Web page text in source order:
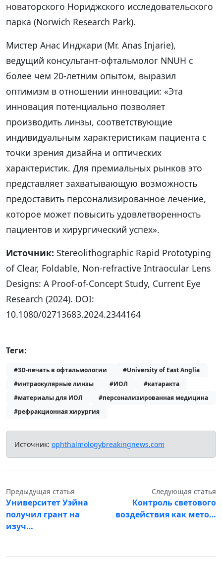
новаторского Нориджского исследовательского
парка (Norwich Research Park).
Мистер Анас Инджари (Mr. Anas Injarie),
ведущий консультант-офтальмолог NNUH с
более чем 20-летним опытом, выразил
оптимизм в отношении инновации: «Эта
инновация потенциально позволяет
производить линзы, соответствующие
индивидуальным характеристикам пациента с
точки зрения дизайна и оптических
характеристик. Для премиальных рынков это
представляет захватывающую возможность
предоставить персонализированное лечение,
которое может повысить удовлетворенность
пациентов и хирургический успех».
Источник: Stereolithographic Rapid Prototyping
of Clear, Foldable, Non-refractive Intraocular Lens
Designs: A Proof-of-Concept Study, Current Eye
Research (2024). DOI:
10.1080/02713683.2024.2344164
Теги:
#3D-печать в офтальмологии
#University of East Anglia
#интраокулярные линзы
#ИОЛ
#катаракта
#материалы для ИОЛ
#персонализированная медицина
#рефракционная хирургия
Источник: ophthalmologybreakingnews.com
Предыдущая статья
Университет Уэйна
получил грант на
изуч…
Следующая статья
Контроль светового
воздействия как мето…